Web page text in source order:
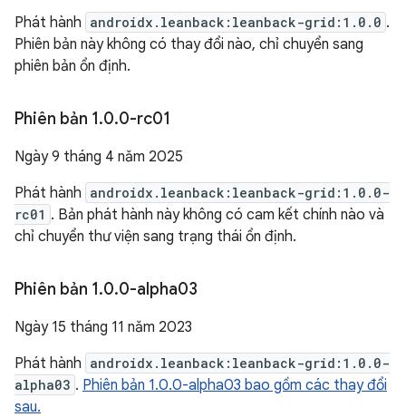
Phát hành androidx.leanback:leanback-grid:1.0.0 .
Phiên bản này không có thay đổi nào, chỉ chuyển sang
phiên bản ổn định.
Phiên bản 1.0.0-rc01
Ngày 9 tháng 4 năm 2025
Phát hành androidx.leanback:leanback-grid:1.0.0-
rc01 . Bản phát hành này không có cam kết chính nào và
chỉ chuyển thư viện sang trạng thái ổn định.
Phiên bản 1.0.0-alpha03
Ngày 15 tháng 11 năm 2023
Phát hành androidx.leanback:leanback-grid:1.0.0-
alpha03 . Phiên bản 1.0.0-alpha03 bao gồm các thay đổi
sau.